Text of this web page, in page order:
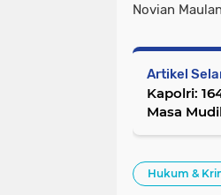
Novian
Artikel
Kapolri:
Masa
Hukum &